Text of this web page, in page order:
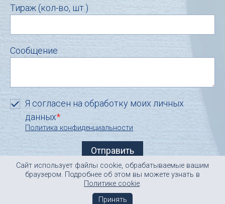
Тираж (кол-во, шт.)
Сообщение
Я согласен на обработку моих личных
данных*
Политика конфиденциальности
info@inline-r.ru
© ЗАО «ИНЛАЙН-Р
Сайт использует файлы cookie, обрабатываемые вашим
браузером. Подробнее об этом вы можете узнать в
Политике cookie.
Принять